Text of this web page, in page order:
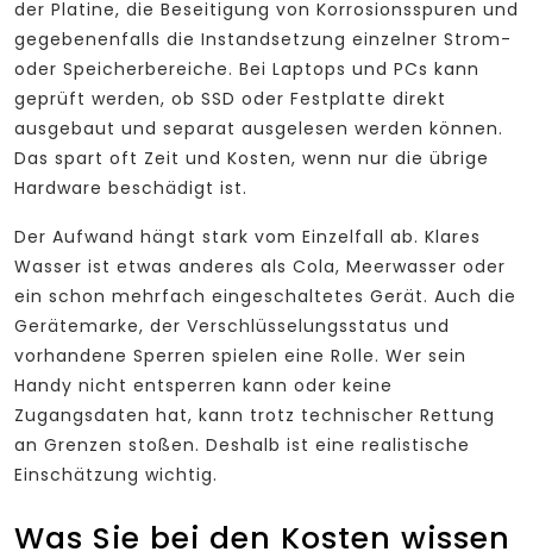
der Platine, die Beseitigung von Korrosionsspuren und
gegebenenfalls die Instandsetzung einzelner Strom-
oder Speicherbereiche. Bei Laptops und PCs kann
geprüft werden, ob SSD oder Festplatte direkt
ausgebaut und separat ausgelesen werden können.
Das spart oft Zeit und Kosten, wenn nur die übrige
Hardware beschädigt ist.
Der Aufwand hängt stark vom Einzelfall ab. Klares
Wasser ist etwas anderes als Cola, Meerwasser oder
ein schon mehrfach eingeschaltetes Gerät. Auch die
Gerätemarke, der Verschlüsselungsstatus und
vorhandene Sperren spielen eine Rolle. Wer sein
Handy nicht entsperren kann oder keine
Zugangsdaten hat, kann trotz technischer Rettung
an Grenzen stoßen. Deshalb ist eine realistische
Einschätzung wichtig.
Was Sie bei den Kosten wissen